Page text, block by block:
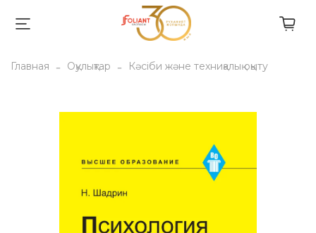
Главная Оқулықтар Кәсіби және техниқалық оқыту